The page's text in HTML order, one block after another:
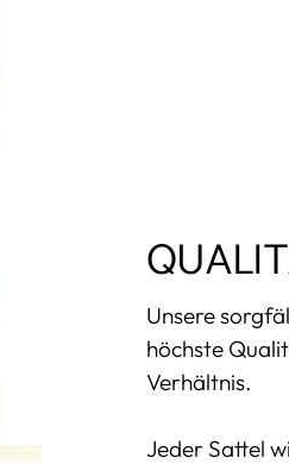
Unsere
höchste
Verhältnis.
Jeder Sattel